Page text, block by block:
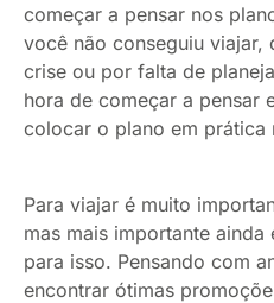
começar a pensar nos
você não conseguiu viajar,
crise ou por falta de
hora de começar a pensar
colocar o plano em prática
Para viajar é muito
mas mais importante
para isso. Pensando com
encontrar ótimas